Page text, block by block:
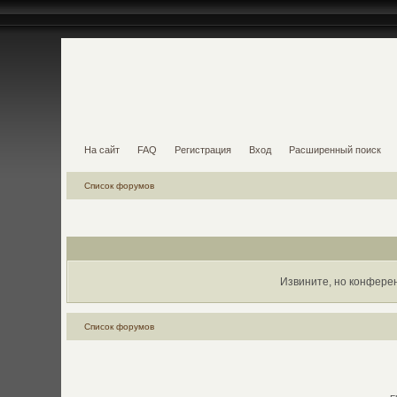
На сайт FAQ Регистрация Вход Расширенный поиск
Список форумов
Извините, но
Список форумов